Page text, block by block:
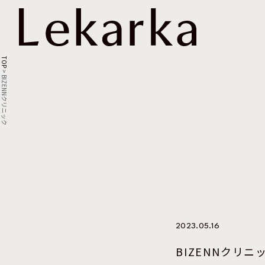
TOP
>
BIZENNクリニック
2023.05.16
BIZENNクリニ